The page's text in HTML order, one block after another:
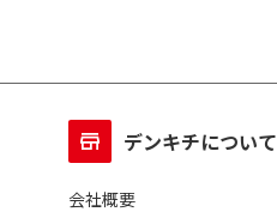
デンキチについて
会社概要